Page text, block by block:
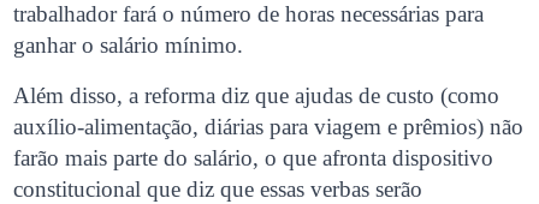
trabalhador fará o número de horas necessárias para
ganhar o salário mínimo.
Além disso, a reforma diz que ajudas de custo (como
auxílio-alimentação, diárias para viagem e prêmios) não
farão mais parte do salário, o que afronta dispositivo
constitucional que diz que essas verbas serão